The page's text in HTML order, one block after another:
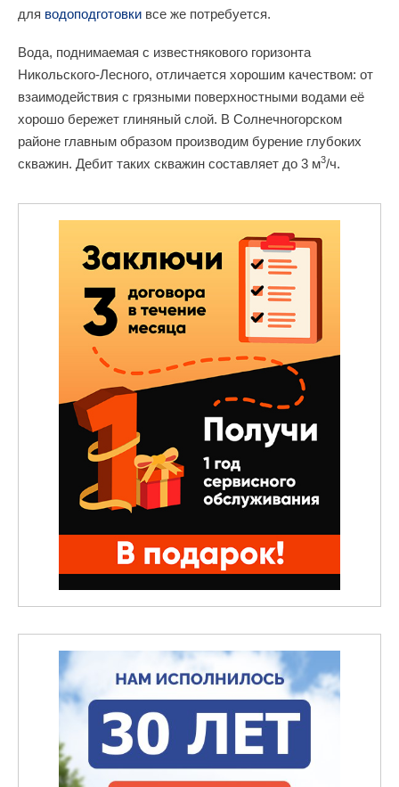
для водоподготовки все же потребуется.
Вода, поднимаемая с известнякового горизонта
Никольского-Лесного, отличается хорошим качеством: от
взаимодействия с грязными поверхностными водами её
хорошо бережет глиняный слой. В Солнечногорском
районе главным образом производим бурение глубоких
скважин. Дебит таких скважин составляет до 3 м3/ч.